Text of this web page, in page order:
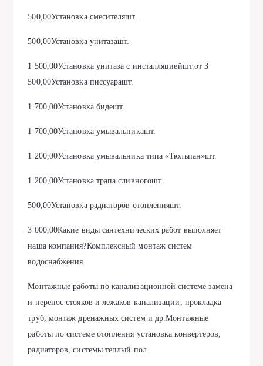
500,00Установка смесителяшт.
500,00Установка унитазашт.
1 500,00Установка унитаза с инсталляциейшт.от 3
500,00Установка писсуарашт.
1 700,00Установка бидешт.
1 700,00Установка умывальникашт.
1 200,00Установка умывальника типа «Тюльпан»шт.
1 200,00Установка трапа сливногошт.
500,00Установка радиаторов отопленияшт.
3 000,00Какие виды сантехнических работ выполняет
наша компания?Комплексный монтаж систем
водоснабжения.
Монтажные работы по канализационной системе замена
и перенос стояков и лежаков канализации, прокладка
труб, монтаж дренажных систем и др.Монтажные
работы по системе отопления установка конвертеров,
радиаторов, системы теплый пол.